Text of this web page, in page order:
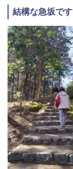
結構な急坂です